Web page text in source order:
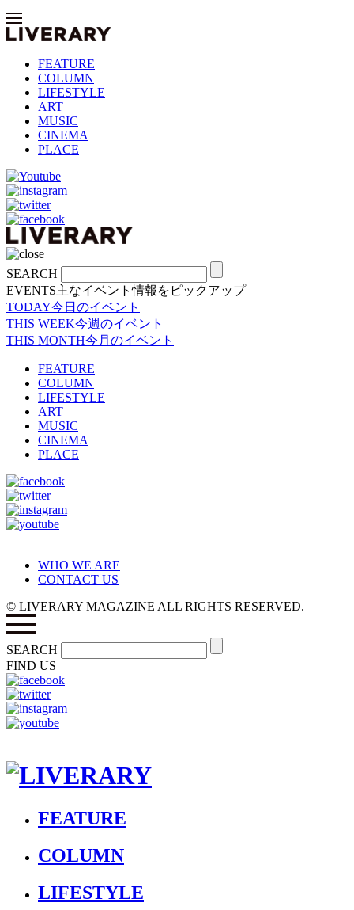
FEATURE
COLUMN
LIFESTYLE
ART
MUSIC
CINEMA
PLACE
SEARCH
EVENTS主なイベント情報をピックアップ
TODAY今日のイベント
THIS WEEK今週のイベント
THIS MONTH今月のイベント
FEATURE
COLUMN
LIFESTYLE
ART
MUSIC
CINEMA
PLACE
WHO WE ARE
CONTACT US
© LIVERARY MAGAZINE ALL RIGHTS RESERVED.
SEARCH
FIND US
FEATURE
COLUMN
LIFESTYLE